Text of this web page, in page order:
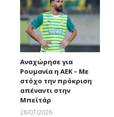
Αναχώρησε για
Ρουμανία η ΑΕΚ – Με
στόχο την πρόκριση
απέναντι στην
Μπεϊτάρ
28/07/2026